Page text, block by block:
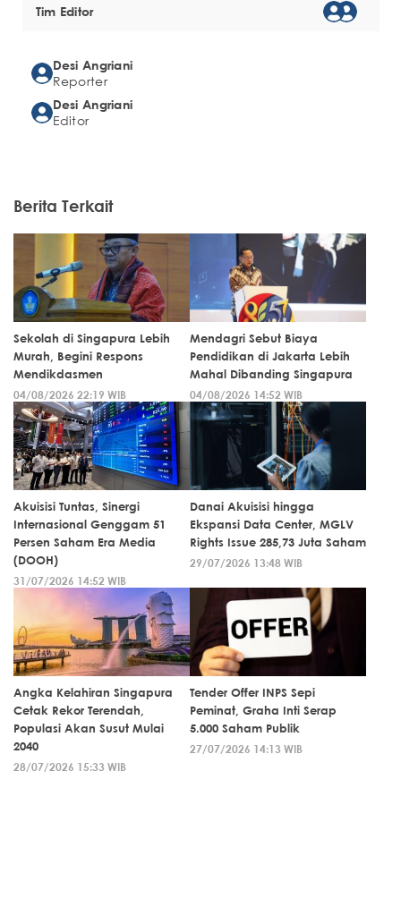
Tim Editor
Desi Angriani
Reporter
Desi Angriani
Editor
Berita Terkait
Sekolah di Singapura Lebih
Murah, Begini Respons
Mendikdasmen
04/08/2026 22:19 WIB
Mendagri Sebut Biaya
Pendidikan di Jakarta Lebih
Mahal Dibanding Singapura
04/08/2026 14:52 WIB
Akuisisi Tuntas, Sinergi
Internasional Genggam 51
Persen Saham Era Media
(DOOH)
31/07/2026 14:52 WIB
Danai Akuisisi hingga
Ekspansi Data Center, MGLV
Rights Issue 285,73 Juta Saham
29/07/2026 13:48 WIB
Angka Kelahiran Singapura
Cetak Rekor Terendah,
Populasi Akan Susut Mulai
2040
28/07/2026 15:33 WIB
Tender Offer INPS Sepi
Peminat, Graha Inti Serap
5.000 Saham Publik
27/07/2026 14:13 WIB